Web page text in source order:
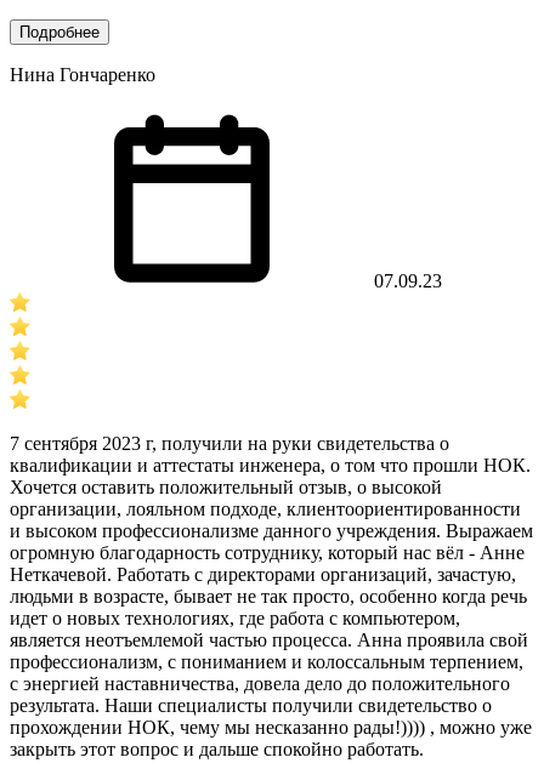
Подробнее
Нина Гончаренко
07.09.23
7 сентября 2023 г, получили на руки свидетельства о
квалификации и аттестаты инженера, о том что прошли НОК.
Хочется оставить положительный отзыв, о высокой
организации, лояльном подходе, клиентоориентированности
и высоком профессионализме данного учреждения. Выражаем
огромную благодарность сотруднику, который нас вёл - Анне
Неткачевой. Работать с директорами организаций, зачастую,
людьми в возрасте, бывает не так просто, особенно когда речь
идет о новых технологиях, где работа с компьютером,
является неотъемлемой частью процесса. Анна проявила свой
профессионализм, с пониманием и колоссальным терпением,
с энергией наставничества, довела дело до положительного
результата. Наши специалисты получили свидетельство о
прохождении НОК, чему мы несказанно рады!)))) , можно уже
закрыть этот вопрос и дальше спокойно работать.